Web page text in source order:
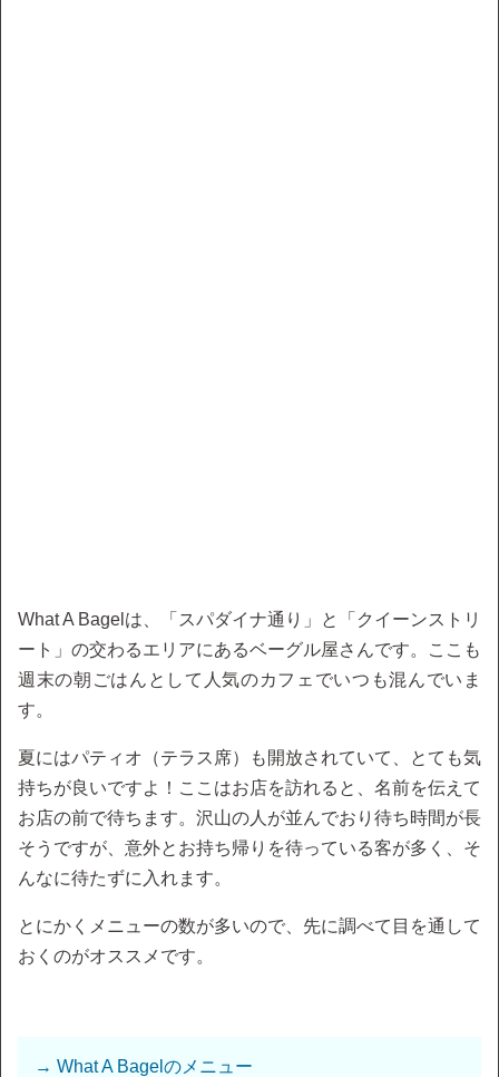
What A Bagelは、「スパダイナ通り」と「クイーンストリ
ート」の交わるエリアにあるベーグル屋さんです。ここも
週末の朝ごはんとして人気のカフェでいつも混んでいま
す。
夏にはパティオ（テラス席）も開放されていて、とても気
持ちが良いですよ！ここはお店を訪れると、名前を伝えて
お店の前で待ちます。沢山の人が並んでおり待ち時間が長
そうですが、意外とお持ち帰りを待っている客が多く、そ
んなに待たずに入れます。
とにかくメニューの数が多いので、先に調べて目を通して
おくのがオススメです。
→ What A Bagelのメニュー